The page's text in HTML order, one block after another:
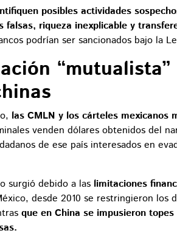
posibles actividades
falsas, riqueza inexplicable y
podrían ser sancionados bajo la
las CMLN y los cárteles mexicanos
venden dólares obtenidos del
de ese país interesados en
surgió debido a las limitaciones
desde 2010 se restringieron los
que en China se impusieron